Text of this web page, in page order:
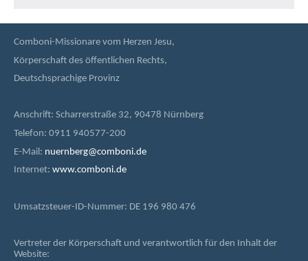
Comboni-Missionare vom Herzen Jesu,
Körperschaft des öffentlichen Rechts,
Deutschsprachige Provinz
Anschrift: Scharrerstraße 32, 90478 Nürnberg
Telefon: 0911 940577-200
E-Mail: nuernberg@comboni.de
Internet: www.comboni.de
Umsatzsteuer-ID-Nummer: DE 196 980 476
Vertreter der Körperschaft und verantwortlich für den Inhalt der
Website: